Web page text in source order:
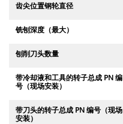
齿尖位置钢轮直径
铣刨深度（最大）
刨削刀头数量
带冷却液和工具的转子总成 PN 编
号（现场安装）
带刀头的转子总成 PN 编号（现场
安装）